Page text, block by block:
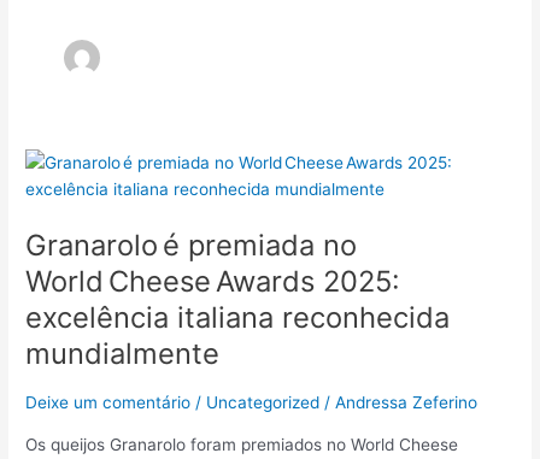
Granarolo é premiada no
World Cheese Awards 2025:
excelência italiana reconhecida
mundialmente
Deixe um comentário / Uncategorized /Andressa Zeferino
Os queijos Granarolo foram premiados no World Cheese
Granarolo é
premiada
World Cheese Awards
2025:
excelência
italiana
reconhecida